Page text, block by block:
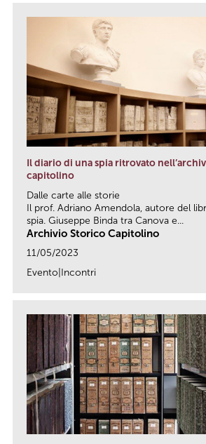
Il diario di una spia ritrovato
capitolino
Dalle carte alle storie
Il prof. Adriano Amendola, autore del
spia. Giuseppe Binda tra Canova e...
Archivio Storico Capitolino
11/05/2023
Evento|Incontri